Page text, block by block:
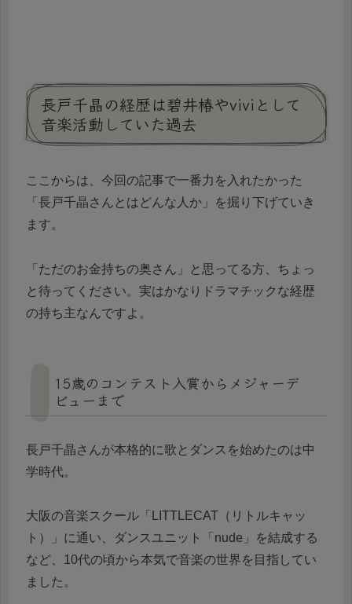
長戸千晶の経歴は碧井椿やviviとして
音楽活動していた過去
ここからは、今回の記事で一番力を入れたかった
「長戸千晶さんとはどんな人か」を掘り下げていき
ます。
「ただのお金持ちの奥さん」と思ってる方、ちょっ
と待ってください。実はかなりドラマチックな経歴
の持ち主なんですよ。
15歳のコンテスト入賞からメジャーデ
ビューまで
長戸千晶さんが本格的に歌とダンスを始めたのは中
学時代。
大阪の音楽スクール「LITTLECAT（リトルキャッ
ト）」に通い、ダンスユニット「nude」を結成する
など、10代の頃から本気で音楽の世界を目指してい
ました。